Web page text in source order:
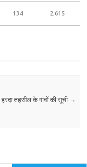
134 2,615
हरदा तहसील के गांवों की सूची →